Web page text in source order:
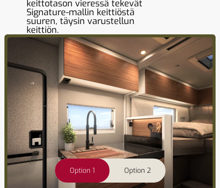
keittotason vieressä tekevät
Signature-mallin keittiöstä
suuren, täysin varustellun
keittiön.
Option 1 Option 2